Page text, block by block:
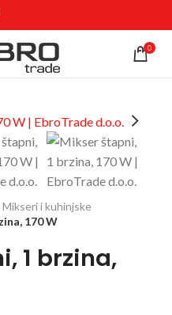
0
Mikseri i kuhinjske
170 W
1 brzina,